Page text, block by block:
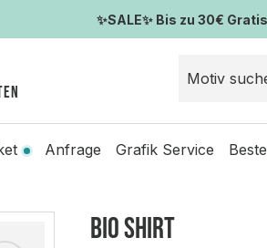
✨SALE✨ Bis zu 30€
Anfrage Grafik Service
BIO Shirt